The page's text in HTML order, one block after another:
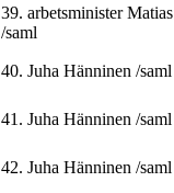
39. arbetsminister Matias
/saml
40. Juha Hänninen /saml
41. Juha Hänninen /saml
42. Juha Hänninen /saml